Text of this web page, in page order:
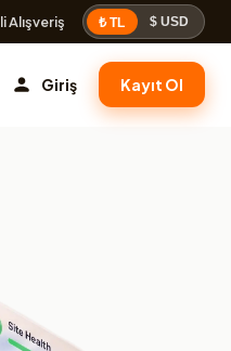
Alışveriş ₺ TL $ USD
Giriş Kayıt Ol